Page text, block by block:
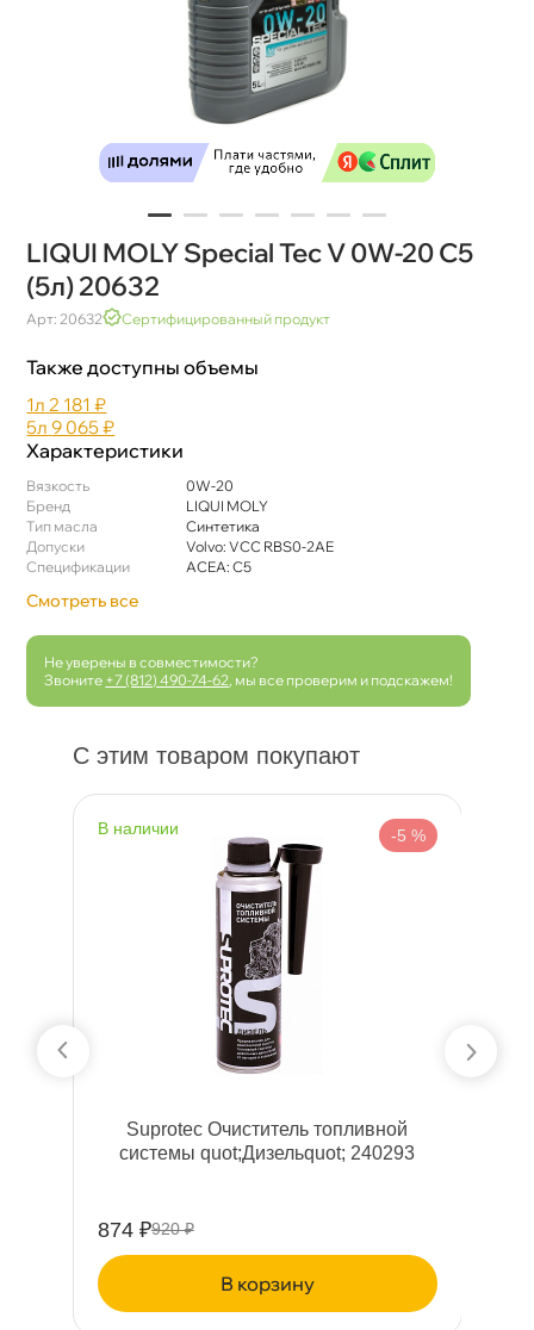
LIQUI MOLY Special Tec V 0W-20 C5
(5л) 20632
Арт: 20632 Сертифицированный продукт
Также доступны объемы
1л 2 181 ₽
5л 9 065 ₽
Характеристики
язкость
0W-20
Бренд
LIQUI MOLY
Тип масла
Синтетика
Допуски
Volvo: VCC RBS0-2AE
Спецификации
ACEA: C5
Смотреть все
Не уверены в совместимости?
Звоните +7 (812) 490-74-62 , мы все проверим и подскажем!
С этим товаром покупают
наличии -5 %
Suprotec Очиститель топливной
системы quot;Дизельquot; 240293
874 ₽920 ₽
корзину